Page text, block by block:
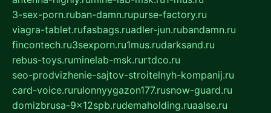
3-sex-porn.ruban-damn.rupurse-factory.ru
viagra-tablet.rufasbags.ruadler-jun.rubandamn.ru
fincontech.ru3sexporn.ru1mus.rudarksand.ru
rebus-toys.ruminelab-msk.rurtdco.ru
seo-prodvizhenie-sajtov-stroitelnyh-kompanij.ru
card-voice.rurulonnyygazon177.rusnow-guard.ru
domizbrusa-9x12spb.rudemaholding.ruaalse.ru